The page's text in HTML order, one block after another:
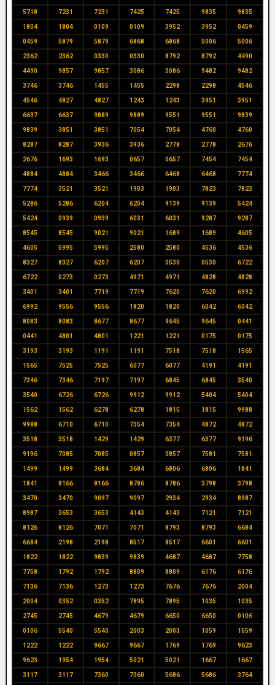
5718 7231 7231 7425 7425 9835 9835
1804 1804 0109 0109 3952 3952 0459
0459 5879 5879 6868 6868 5006 5006
2362 2362 0330 0330 8792 8792 4490
4490 9857 9857 3086 3086 9482 9482
3746 3746 1455 1455 2298 2298 4546
4546 4827 4827 1243 1243 3951 3951
6637 6637 9889 9889 9551 9551 9839
9839 3851 3851 7054 7054 4760 4760
8287 8287 3936 3936 2778 2778 2676
2676 1693 1693 0657 0657 7454 7454
4884 4884 3466 3466 6468 6468 7774
7774 3521 3521 1903 1903 7823 7823
5286 5286 6204 6204 9139 9139 5424
5424 0939 0939 6031 6031 9287 9287
8545 8545 9021 9021 1689 1689 4605
4605 5995 5995 2580 2580 4536 4536
8327 8327 6207 6207 0530 0530 6722
6722 0273 0273 4971 4971 4828 4828
3401 3401 7719 7719 7620 7620 6992
6992 9556 9556 1820 1820 6042 6042
8083 8083 8677 8677 9645 9645 0441
0441 4801 4801 1221 1221 0175 0175
3193 3193 1191 1191 7518 7518 1565
1565 7525 7525 6077 6077 4191 4191
7346 7346 7197 7197 6845 6845 3540
3540 6726 6726 9912 9912 5404 5404
1562 1562 6278 6278 1815 1815 9988
9988 6710 6710 7354 7354 4872 4872
3518 3518 1429 1429 6377 6377 9196
9196 7085 7085 0857 0857 7581 7581
1499 1499 3684 3684 6806 6806 1841
1841 8166 8166 8786 8786 3798 3798
3470 3470 9097 9097 2934 2934 8987
8987 3653 3653 4143 4143 7121 7121
8126 8126 7071 7071 8793 8793 6684
6684 2198 2198 8517 8517 6601 6601
1822 1822 9839 9839 4687 4687 7758
7758 1792 1792 8809 8809 6176 6176
7136 7136 1273 1273 7676 7676 2004
2004 0352 0352 7895 7895 1035 1035
2745 2745 4679 4679 6650 6650 0106
0106 5540 5540 2003 2003 1059 1059
1222 1222 9667 9667 1769 1769 9623
9623 1954 1954 5021 5021 1667 1667
3117 3117 7360 7360 5686 5686 3764